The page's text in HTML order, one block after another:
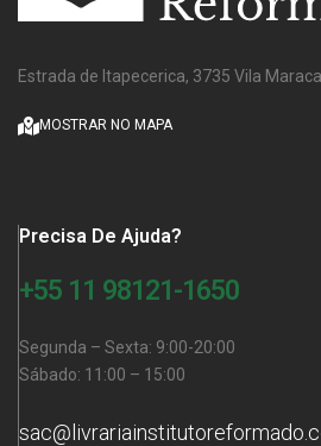
Estrada de Itapecerica, 3735 Vila
MOSTRAR NO MAPA
Precisa De Ajuda?
+55 11 98121-1650
Segunda – Sexta: 9:00-20:00
Sábado: 11:00 – 15:00